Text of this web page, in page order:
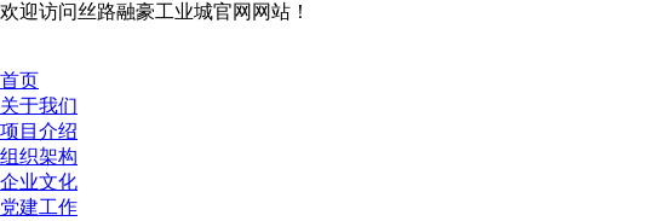
欢迎访问丝路融豪工业城官网网站！
首页
关于我们
项目介绍
组织架构
企业文化
党建工作